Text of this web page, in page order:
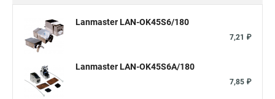
Lanmaster LAN-OK45S6/180
7,21 ₽
Lanmaster LAN-OK45S6A/180
7,85 ₽